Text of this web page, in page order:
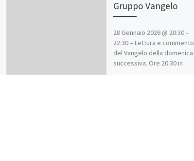
Gruppo Vangelo
28 Gennaio 2026 @ 20:30 –
22:30 – Lettura e commento
del Vangelo della domenica
successiva. Ore 20:30 in